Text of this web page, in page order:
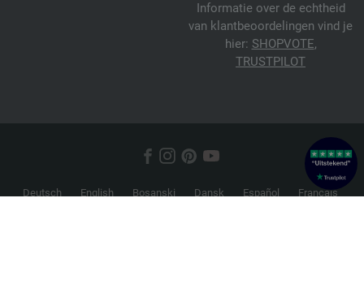
Informatie over de echtheid
van klantbeoordelingen vind je
hier: SHOPVOTE,
TRUSTPILOT
Deutsch English Bosanski Dansk Español
Français